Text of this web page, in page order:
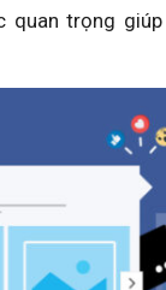
trọng